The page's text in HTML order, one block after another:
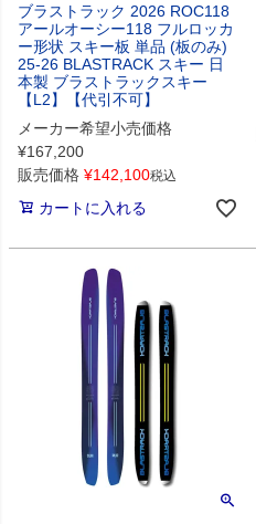
ブラストラック 2026 ROC118
アールオーシー118 フルロッカ
ー形状 スキー板 単品 (板のみ)
25-26 BLASTRACK スキー 日
本製 ブラストラックスキー
【L2】【代引不可】
メーカー希望小売価格
¥167,200
販売価格 ¥142,100税込
カートに入れる